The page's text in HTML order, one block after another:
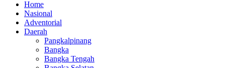
Home
Nasional
Adventorial
Daerah
Pangkalpinang
Bangka
Bangka Tengah